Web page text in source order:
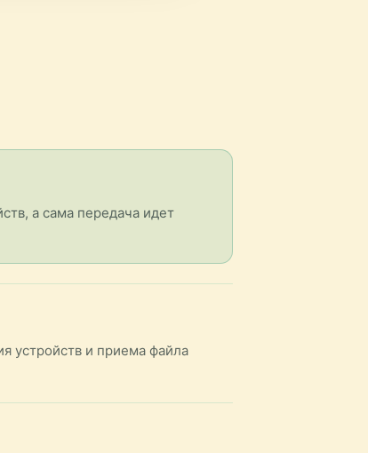
а сама передача идет
устройств и приема файла